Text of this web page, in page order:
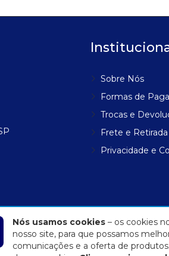
Sobre Nós
Formas de
Trocas e
Frete e Retirada
Privacidade e
72
Nós usamos cookies – os cookies
nosso site, para que possamos
comunicações e a oferta de